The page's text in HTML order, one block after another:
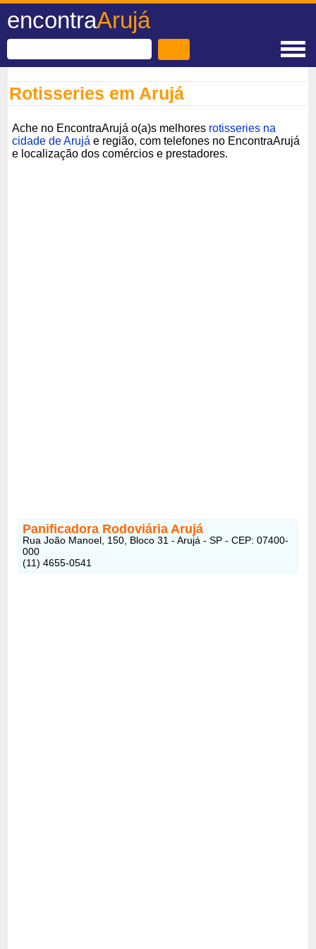
encontraArujá
Rotisseries em Arujá
Ache no EncontraArujá o(a)s melhores rotisseries na
cidade de Arujá e região, com telefones no EncontraArujá
e localização dos comércios e prestadores.
Panificadora Rodoviária Arujá
Rua João Manoel, 150, Bloco 31 - Arujá - SP - CEP: 07400-
000
(11) 4655-0541